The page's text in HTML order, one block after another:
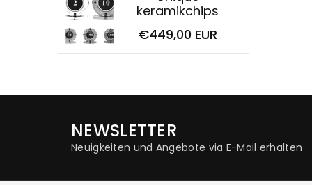
keramikchips
€449,00 EUR
NEWSLETTER
Neuigkeiten und Angebote via E-Mail erhalten